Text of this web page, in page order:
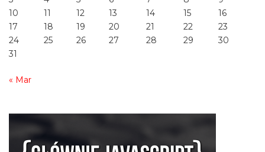
10
11 12 13 14 15
16
17
18 19 20 21 22
23
24
25 26 27 28 29
30
31
« Mar